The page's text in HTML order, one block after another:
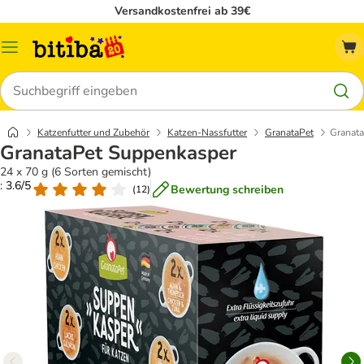
Versandkostenfrei ab 39€
Menü
Suchen
Katzenfutter und Zubehör Katzen-Nassfutter GranataPet
GranataPet Suppenkasper
24 x 70 g (6 Sorten gemischt)
: 3.6/5
(12) Bewertung schreiben